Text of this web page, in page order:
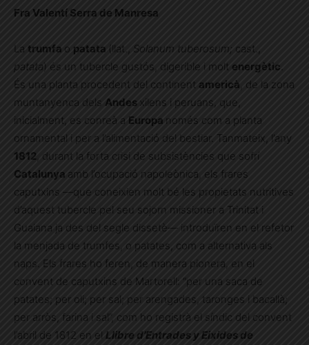
Fra Valentí Serra de Manresa
La trumfa o patata (llat., Solanum tuberosum; cast.,
patata) és un tubercle gustós, digerible i molt energètic.
És una planta procedent del continent americà , de la zona
muntanyenca dels Andes xilens i peruans, que,
inicialment, es conreà a Europa només com a planta
ornamental i per a l’alimentació del bestiar. Tanmateix, l’any
1812 , durant la forta crisi de subsistències que sofrí
Catalunya amb l’ocupació napoleònica, els frares
caputxins —que coneixien molt bé les propietats nutritives
d’aquest tubercle pel seu sojorn missioner a Trinitat i
Guaiana ja des del segle dissetè— introduïren en el refetor
la menjada de trumfes, o patates, com a alternativa als
naps. Els frares ho feren, de manera pionera, en el
convent de caputxins de Martorell: “per una saca de
patates; per oli; per sal; per arengades, taronges i bacallà;
per arròs, farina i sal”, com ho registrà el síndic del convent
l’abril de 1812 en el Llibre d’Entrades y Eixides de